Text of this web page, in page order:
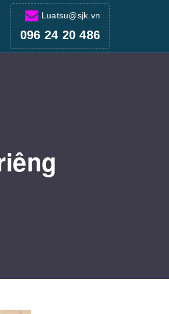
Luatsu@sjk.vn
096 24 20 486